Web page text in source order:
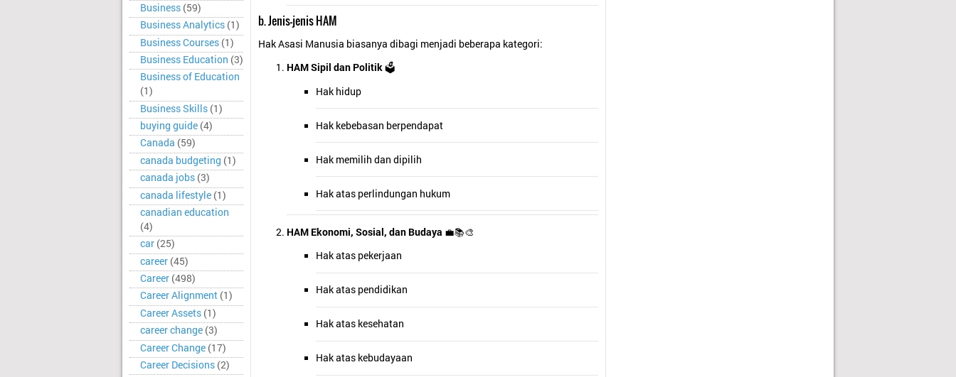
Business (59)
Business Analytics (1)
Business Courses (1)
Business Education (3)
Business of Education
(1)
Business Skills (1)
buying guide (4)
Canada (59)
canada budgeting (1)
canada jobs (3)
canada lifestyle (1)
canadian education
(4)
car (25)
career (45)
Career (498)
Career Alignment (1)
Career Assets (1)
career change (3)
Career Change (17)
Career Decisions (2)
b. Jenis-jenis HAM
Hak Asasi Manusia biasanya dibagi menjadi beberapa kategori:
HAM Sipil dan Politik🗳️
Hak hidup
Hak kebebasan berpendapat
Hak memilih dan dipilih
Hak atas perlindungan hukum
HAM Ekonomi, Sosial, dan Budaya 💼📚🎨
Hak atas pekerjaan
Hak atas pendidikan
Hak atas kesehatan
Hak atas kebudayaan